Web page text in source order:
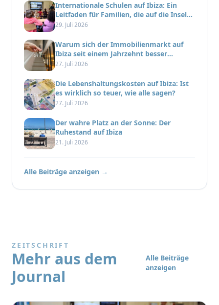
Internationale Schulen auf Ibiza: Ein
Leitfaden für Familien, die auf die Insel
ziehen
29. Juli 2026
Warum sich der Immobilienmarkt auf
Ibiza seit einem Jahrzehnt besser
entwickelt hat als der Rest Spaniens
27. Juli 2026
Die Lebenshaltungskosten auf Ibiza: Ist
es wirklich so teuer, wie alle sagen?
27. Juli 2026
Der wahre Platz an der Sonne: Der
Ruhestand auf Ibiza
21. Juli 2026
Alle Beiträge anzeigen →
ZEITSCHRIFT
Mehr aus dem
Journal
Alle Beiträge
anzeigen